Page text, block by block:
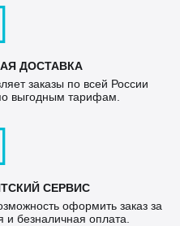
ДОСТАВКА
заказы по всей России
выгодным тарифам.
СЕРВИС
оформить заказ за
и безналичная оплата.